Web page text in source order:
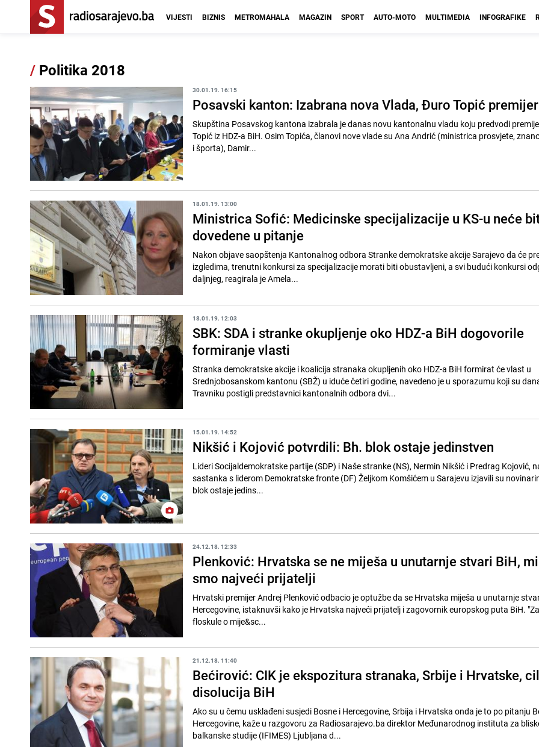
VIJESTI BIZNIS METROMAHALA MAGAZIN SPORT AUTO-MOTO MULTIMEDIA INFOGRAFIKE
/ Politika 2018
30.01.19. 16:15
Posavski kanton: Izabrana nova Vlada, Đuro Topić premijer
Skupština Posavskog kantona izabrala je danas novu kantonalnu vladu koju predvodi
Topić iz HDZ-a BiH. Osim Topića, članovi nove vlade su Ana Andrić (ministrica prosvjete,
i športa), Damir...
18.01.19. 13:00
Ministrica Sofić: Medicinske specijalizacije u KS-u neće
dovedene u pitanje
Nakon objave saopštenja Kantonalnog odbora Stranke demokratske akcije Sarajevo da će
izgledima, trenutni konkursi za specijalizacije morati biti obustavljeni, a svi budući konkursi
daljnjeg, reagirala je Amela...
18.01.19. 12:03
SBK: SDA i stranke okupljenje oko HDZ-a BiH dogovorile
formiranje vlasti
Stranka demokratske akcije i koalicija stranaka okupljenih oko HDZ-a BiH formirat će vlast u
Srednjobosanskom kantonu (SBŽ) u iduće četiri godine, navedeno je u sporazumu koji su
Travniku postigli predstavnici kantonalnih odbora dvi...
15.01.19. 14:52
Nikšić i Kojović potvrdili: Bh. blok ostaje jedinstven
Lideri Socijaldemokratske partije (SDP) i Naše stranke (NS), Nermin Nikšić i Predrag Kojović,
sastanka s liderom Demokratske fronte (DF) Željkom Komšićem u Sarajevu izjavili su
blok ostaje jedins...
24.12.18. 12:33
Plenković: Hrvatska se ne miješa u unutarnje stvari BiH, mi
smo najveći prijatelji
Hrvatski premijer Andrej Plenković odbacio je optužbe da se Hrvatska miješa u unutarnje
Hercegovine, istaknuvši kako je Hrvatska najveći prijatelj i zagovornik europskog puta BiH.
floskule o mije&sc...
21.12.18. 11:40
Bećirović: CIK je ekspozitura stranaka, Srbije i Hrvatske,
disolucija BiH
Ako su u čemu usklađeni susjedi Bosne i Hercegovine, Srbija i Hrvatska onda je to po pitanju
Hercegovine, kaže u razgovoru za Radiosarajevo.ba direktor Međunarodnog instituta za
balkanske studije (IFIMES) Ljubljana d...